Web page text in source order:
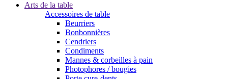
Arts de la table
Accessoires de table
Beurriers
Bonbonnières
Cendriers
Condiments
Mannes & corbeilles à pain
Photophores / bougies